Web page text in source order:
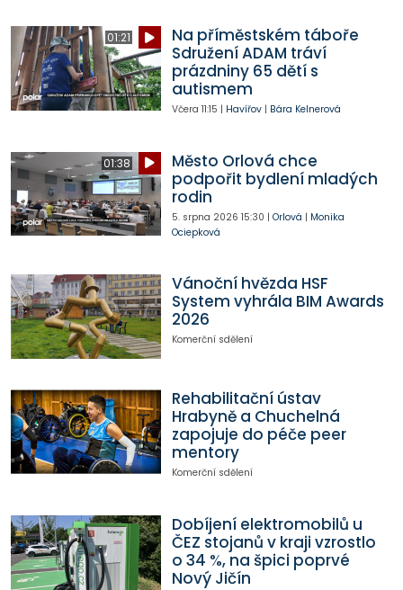
01:21
Na příměstském táboře
Sdružení ADAM tráví
prázdniny 65 dětí s
autismem
Včera 11:15 | Havířov| Bára Kelnerová
01:38
Město Orlová chce
podpořit bydlení mladých
rodin
5. srpna 2026 15:30 | Orlová | Monika
Ociepková
Vánoční hvězda HSF
System vyhrála BIM Awards
2026
Komerční sdělení
Rehabilitační ústav
Hrabyně a Chuchelná
zapojuje do péče peer
mentory
Komerční sdělení
Dobíjení elektromobilů u
ČEZ stojanů v kraji vzrostlo
o 34 %, na špici poprvé
Nový Jičín